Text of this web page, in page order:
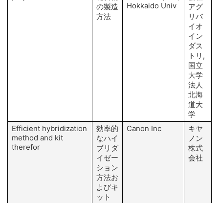
の製造
方法
Hokkaido Univ
アグ
リバ
イオ
イン
ダス
トリ,
国立
大学
法人
北海
道大
学
Efficient hybridization
method and kit
therefor
効率的
なハイ
ブリダ
イゼー
ション
方法お
よびキ
ット
Canon Inc
キヤ
ノン
株式
会社